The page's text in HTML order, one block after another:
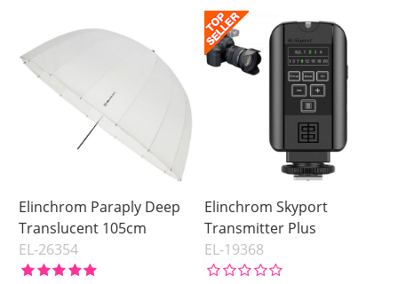
Elinchrom Paraply Deep
Translucent 105cm
EL-26354
Elinchrom Skyport
Transmitter Plus
EL-19368